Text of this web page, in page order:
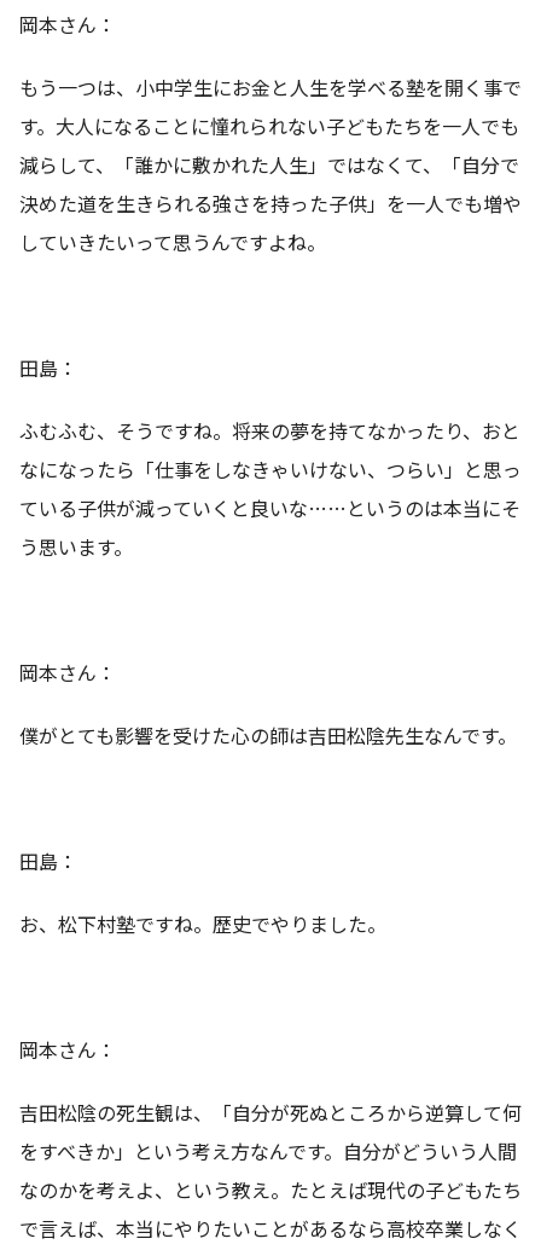
岡本さん：
もう一つは、小中学生にお金と人生を学べる塾を開く事で
す。大人になることに憧れられない子どもたちを一人でも
減らして、「誰かに敷かれた人生」ではなくて、「自分で
決めた道を生きられる強さを持った子供」を一人でも増や
していきたいって思うんですよね。
田島：
ふむふむ、そうですね。将来の夢を持てなかったり、おと
なになったら「仕事をしなきゃいけない、つらい」と思っ
ている子供が減っていくと良いな……というのは本当にそ
う思います。
岡本さん：
僕がとても影響を受けた心の師は吉田松陰先生なんです。
田島：
お、松下村塾ですね。歴史でやりました。
岡本さん：
吉田松陰の死生観は、「自分が死ぬところから逆算して何
をすべきか」という考え方なんです。自分がどういう人間
なのかを考えよ、という教え。たとえば現代の子どもたち
で言えば、本当にやりたいことがあるなら高校卒業しなく